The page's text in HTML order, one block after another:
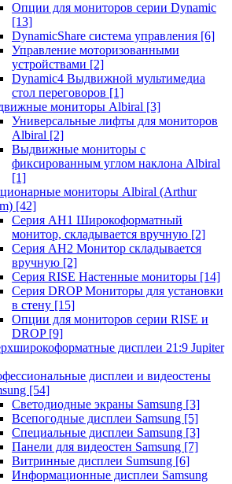
Опции для мониторов серии Dynamic
[13]
DynamicShare система управления [6]
Управление моторизованными
устройствами [2]
Dynamic4 Выдвижной мультимедиа
стол переговоров [1]
мониторы Albiral [3]
Универсальные лифты для мониторов
Albiral [2]
Выдвижные мониторы с
фиксированным углом наклона Albiral
[1]
мониторы Albiral (Arthur
[42]
Серия AH1 Широкоформатный
монитор, складывается вручную [2]
Серия AH2 Монитор складывается
вручную [2]
Серия RISE Настенные мониторы [14]
Серия DROP Мониторы для установки
в стену [15]
Опции для мониторов серии RISE и
DROP [9]
дисплеи 21:9 Jupiter
дисплеи и видеостены
[54]
Светодиодные экраны Samsung [3]
Всепогодные дисплеи Samsung [5]
Специальные дисплеи Samsung [3]
Панели для видеостен Samsung [7]
Витринные дисплеи Sumsung [6]
Информационные дисплеи Samsung